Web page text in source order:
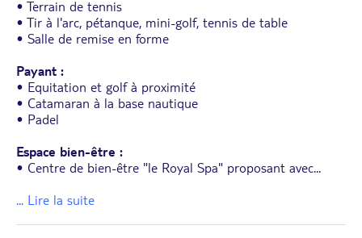
• Terrain de tennis
• Tir à l'arc, pétanque, mini-golf, tennis de table
• Salle de remise en forme
Payant :
• Equitation et golf à proximité
• Catamaran à la base nautique
• Padel
Espace bien-être :
• Centre de bien-être "le Royal Spa" proposant avec...
... Lire la suite